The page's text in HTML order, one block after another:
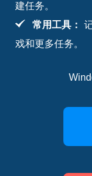
建任务。
常用工具：
戏和更多任务。